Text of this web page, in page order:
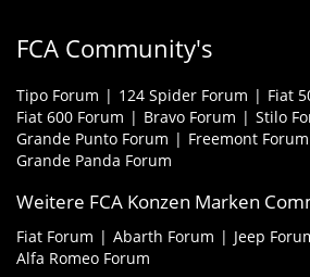
FCA Community's
Tipo Forum 124 Spider Forum
Fiat
Fiat 600 Forum
Bravo Forum
Stilo
Grande Punto Forum
Freemont Forum
Grande Panda Forum
Weitere FCA Konzen Marken
Fiat Forum Abarth Forum Jeep
Alfa Romeo Forum